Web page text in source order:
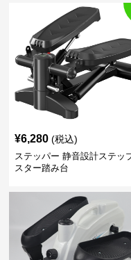
¥6,280 (税込)
ステッパー 静音設計ステッ
スター踏み台